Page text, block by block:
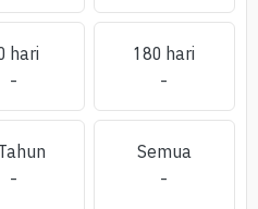
hari
-
180 hari
-
-
Semua
-